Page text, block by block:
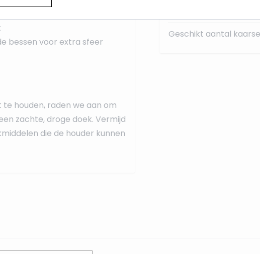
bessen voor extra sfeer
houden, raden we aan om
zachte, droge doek. Vermijd
die de houder kunnen
Geschikt aantal